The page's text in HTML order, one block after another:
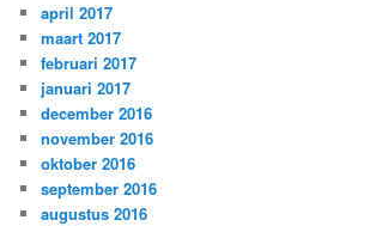
april 2017
maart 2017
februari 2017
januari 2017
december 2016
november 2016
oktober 2016
september 2016
augustus 2016